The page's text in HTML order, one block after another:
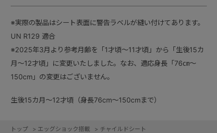
※実際の製品はシート表面に警告ラベルが縫い付けてあります。
UN R129 適合
※2025年3月より参考月齢を「1才頃～11才頃」から「生後15カ
月～12才頃」に変更いたしました。なお、適応身長「76㎝～
150cm」の変更はございません。
生後15カ月～12才頃（身長76cm～150cmまで）
トップ > エッグショック搭載 > チャイルドシート